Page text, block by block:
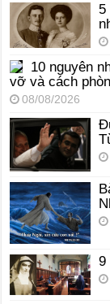
5
10 nguyên
vỡ và cách
08/08/2026
9